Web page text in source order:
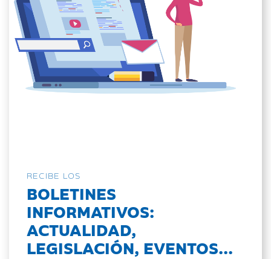
RECIBE LOS
BOLETINES
INFORMATIVOS:
ACTUALIDAD,
LEGISLACIÓN, EVENTOS...